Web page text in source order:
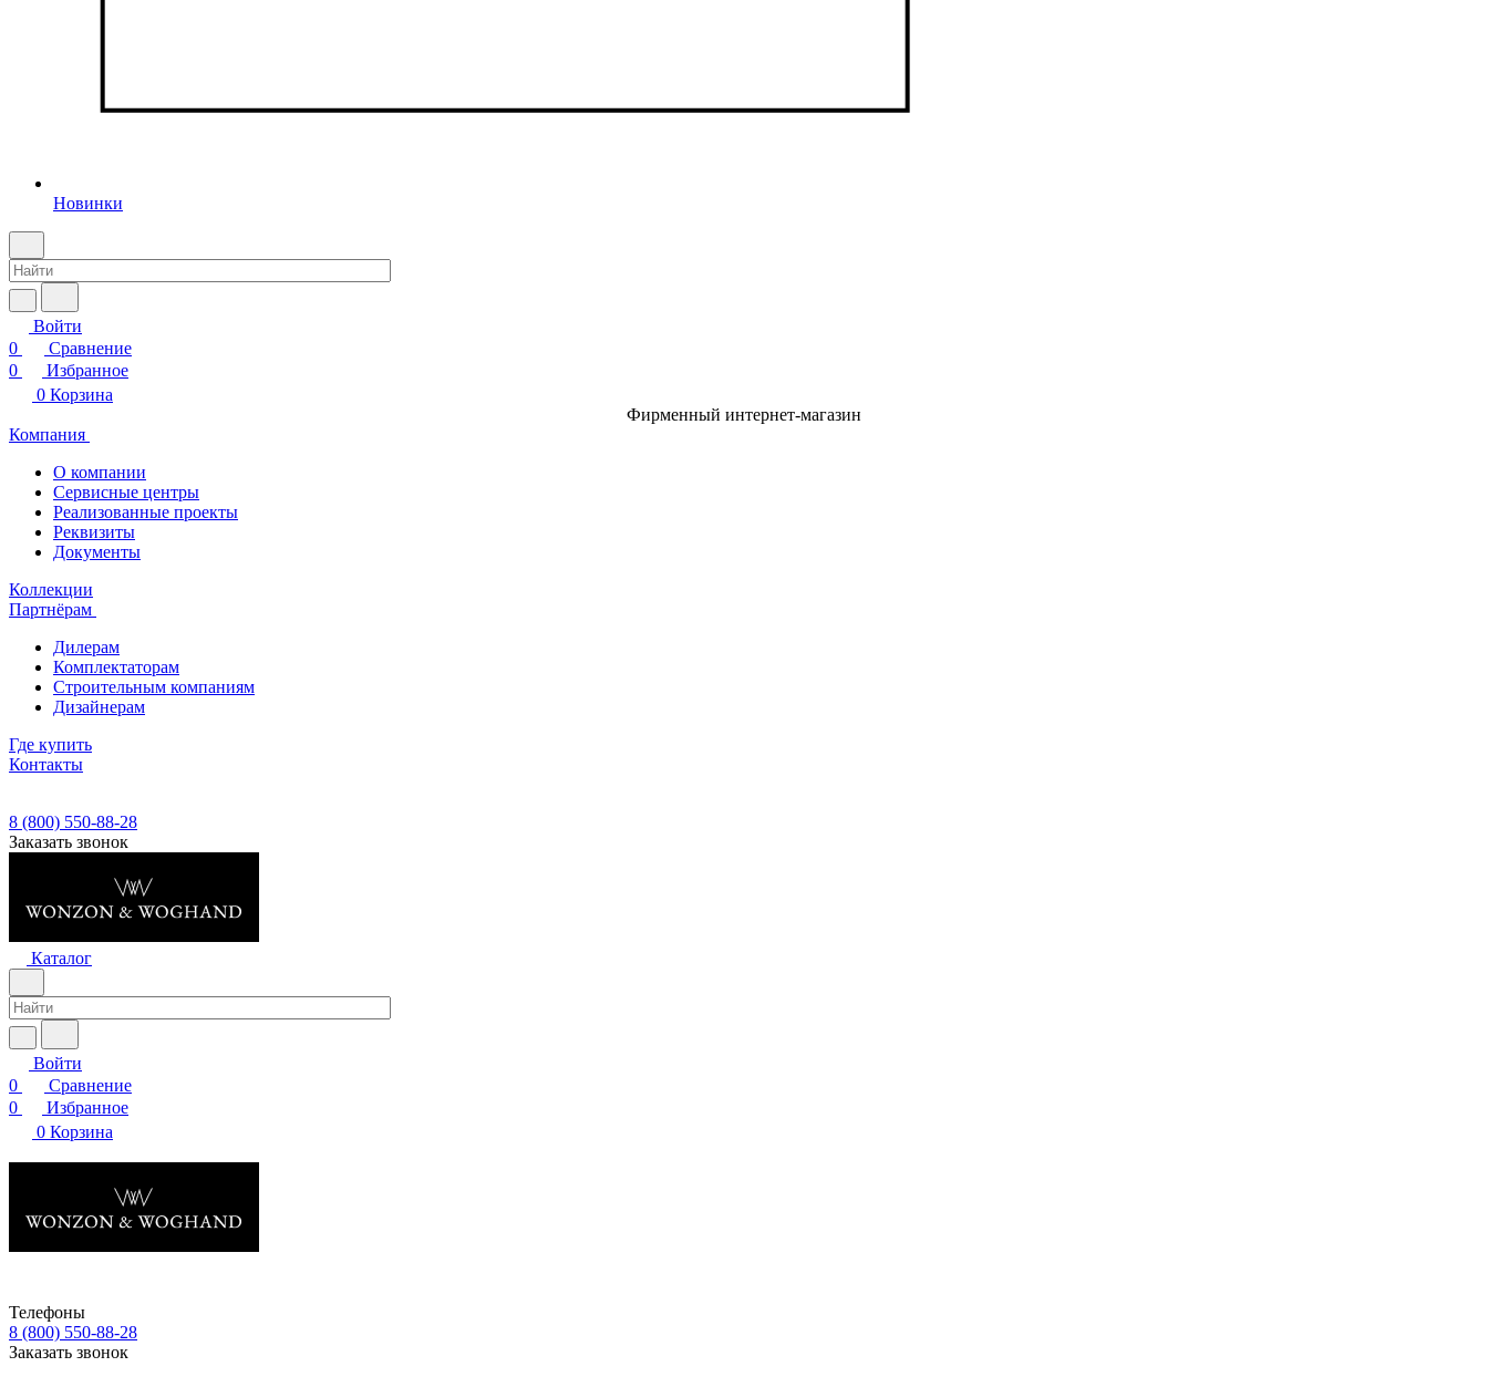
Новинки
Войти
0
Сравнение
0
Избранное
0 Корзина
Фирменный интернет-магазин
Компания
О компании
Сервисные центры
Реализованные проекты
Реквизиты
Документы
Коллекции
Партнёрам
Дилерам
Комплектаторам
Строительным компаниям
Дизайнерам
Где купить
Контакты
8 (800) 550-88-28
Заказать звонок
Каталог
Войти
0
Сравнение
0
Избранное
0 Корзина
Телефоны
8 (800) 550-88-28
Заказать звонок